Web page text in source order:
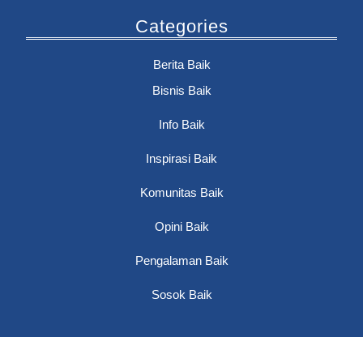
Categories
Berita Baik
Bisnis Baik
Info Baik
Inspirasi Baik
Komunitas Baik
Opini Baik
Pengalaman Baik
Sosok Baik